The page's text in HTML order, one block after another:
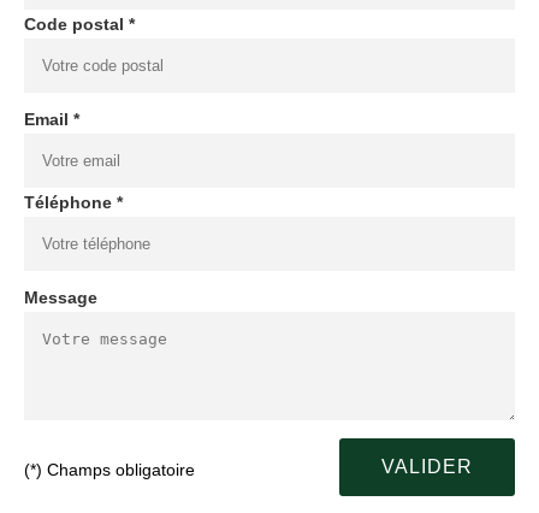
Code postal *
Email *
Téléphone *
Message
(*) Champs obligatoire